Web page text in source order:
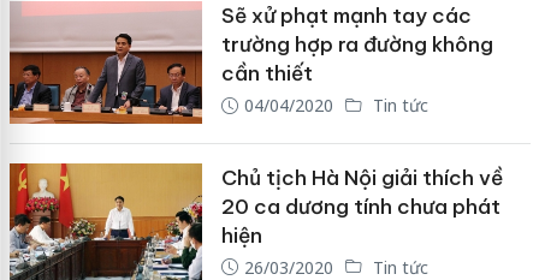
Sẽ xử phạt mạnh tay các
trường hợp ra đường không
cần thiết
04/04/2020 Tin tức
Chủ tịch Hà Nội giải thích về
20 ca dương tính chưa phát
hiện
26/03/2020 Tin tức